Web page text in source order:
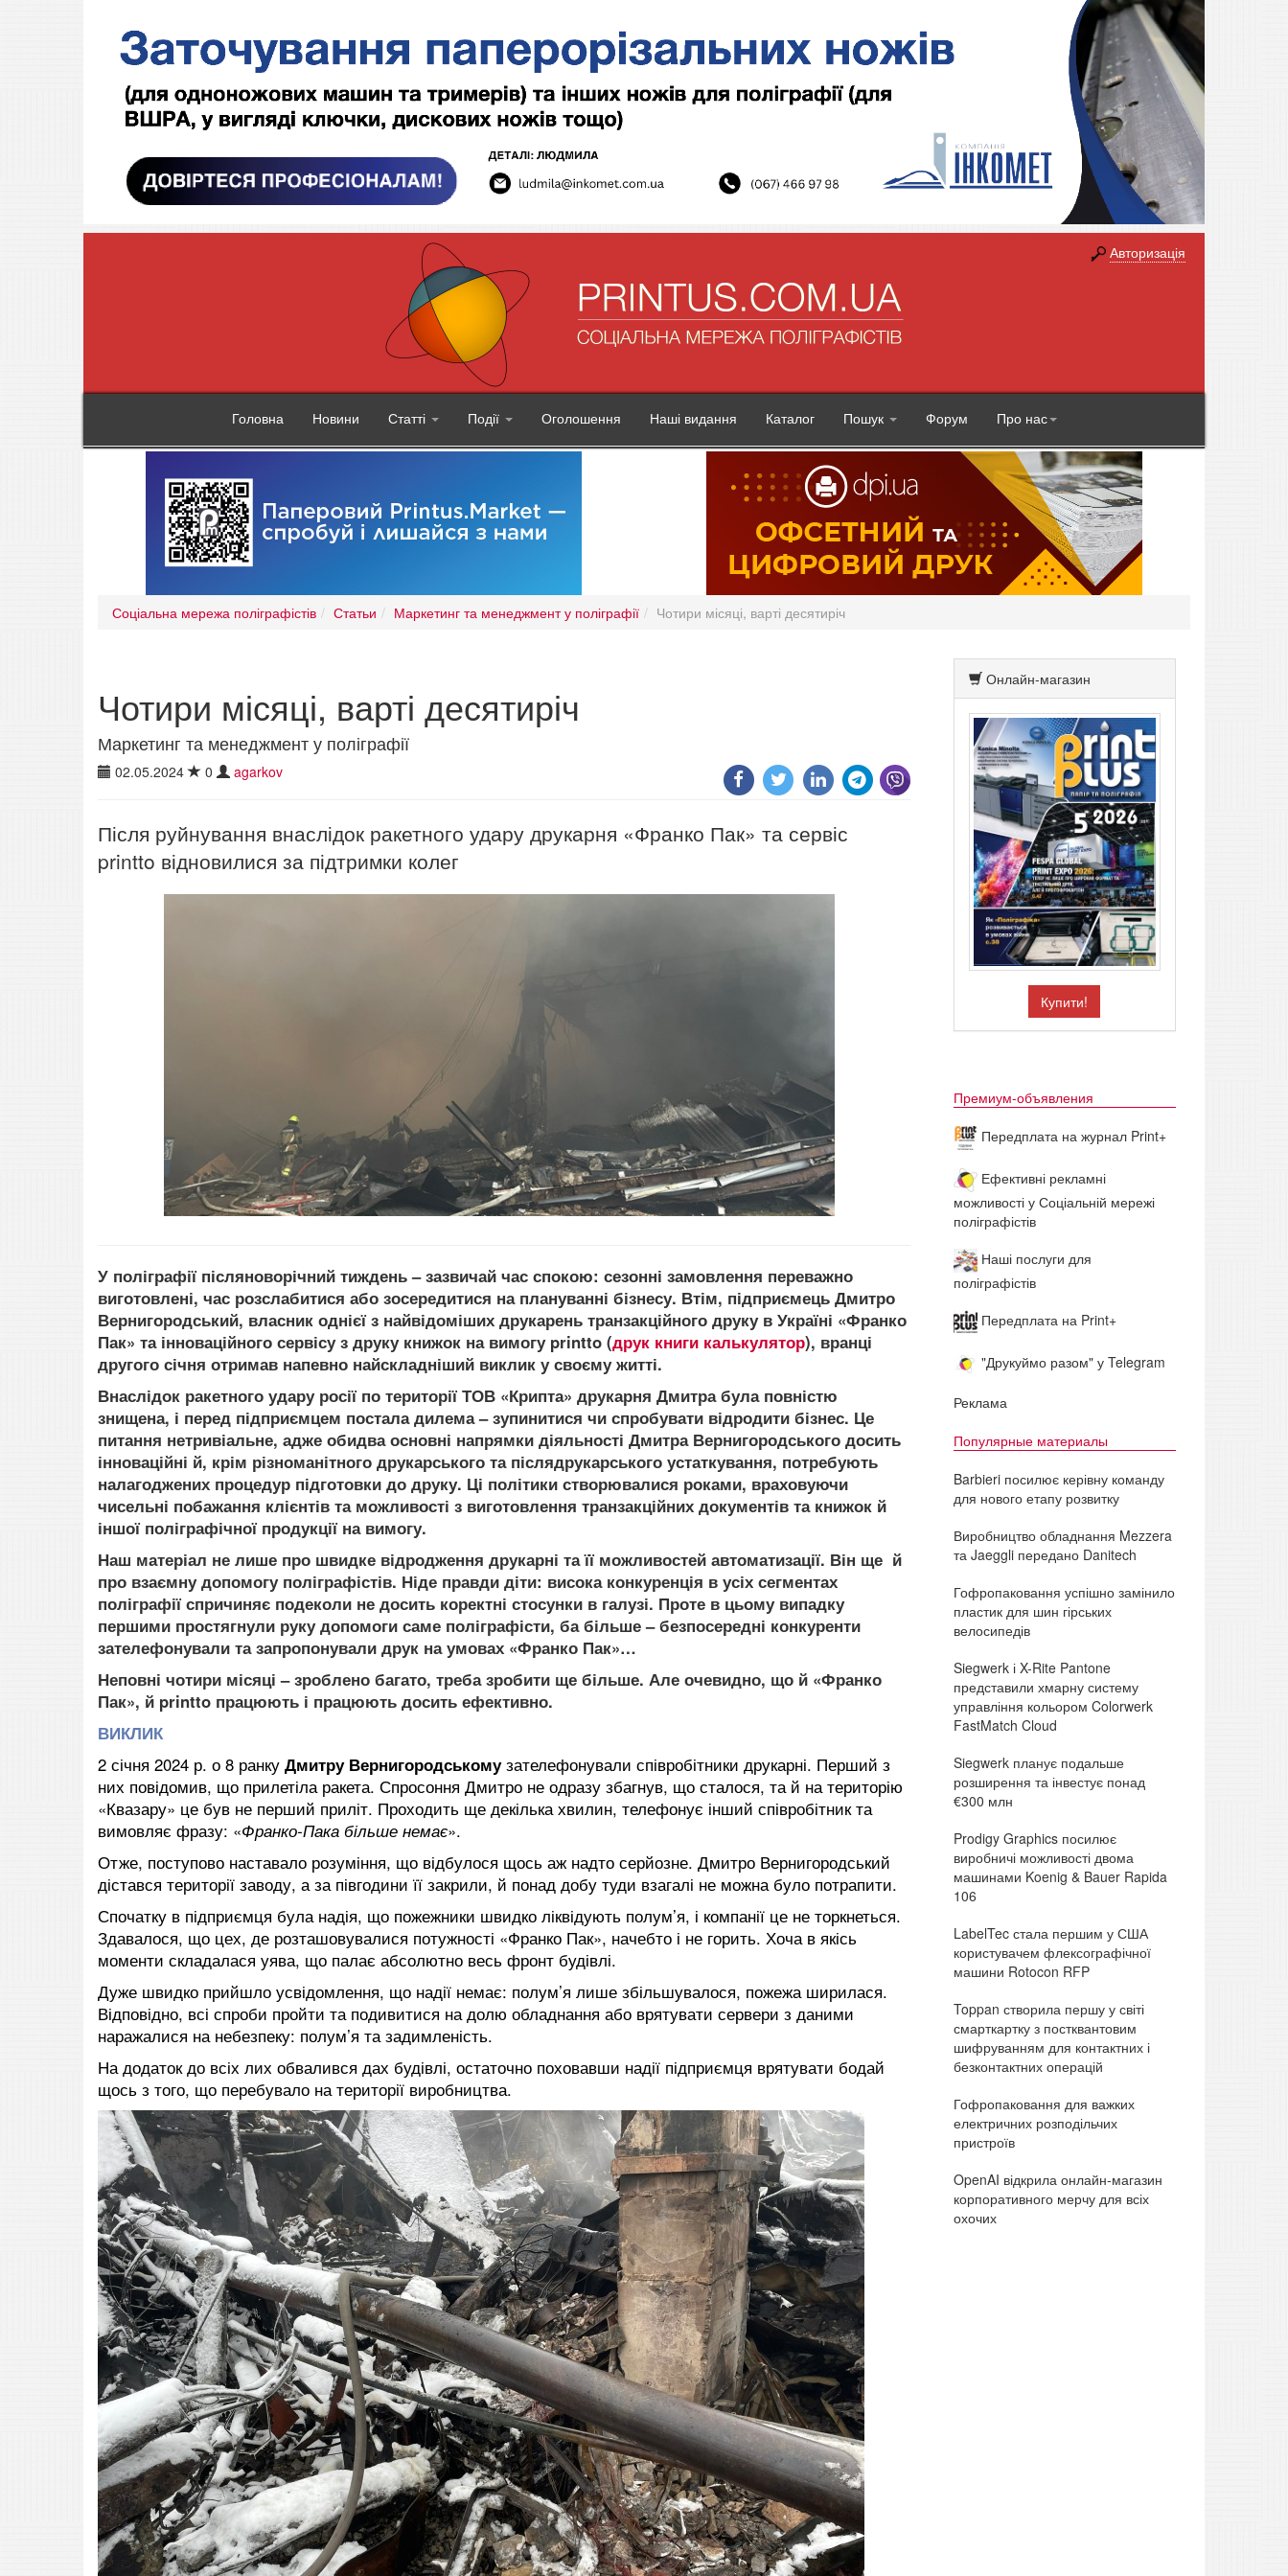
Авторизація
Головна Новини Статті Події Оголошення Наші видання Каталог Пошук Форум Про нас
Соціальна мережа поліграфістів Статьи Маркетинг та менеджмент у поліграфії Чотири місяці, варті десятиріч
Чотири місяці, варті десятиріч
Маркетинг та менеджмент у поліграфії
02.05.2024 0 agarkov
Після руйнування внаслідок ракетного удару друкарня «Франко Пак» та сервіс
printto відновилися за підтримки колег
У поліграфії післяноворічний тиждень – зазвичай час спокою: сезонні замовлення переважно
виготовлені, час розслабитися або зосередитися на плануванні бізнесу. Втім, підприємець Дмитро
Вернигородський, власник однієї з найвідоміших друкарень транзакційного друку в Україні «Франко
Пак» та інноваційного сервісу з друку книжок на вимогу printto (друк книги калькулятор), вранці
другого січня отримав напевно найскладніший виклик у своєму житті.
Внаслідок ракетного удару росії по території ТОВ «Крипта» друкарня Дмитра була повністю
знищена, і перед підприємцем постала дилема – зупинитися чи спробувати відродити бізнес. Це
питання нетривіальне, адже обидва основні напрямки діяльності Дмитра Вернигородського досить
інноваційні й, крім різноманітного друкарського та післядрукарського устаткування, потребують
налагоджених процедур підготовки до друку. Ці політики створювалися роками, враховуючи
чисельні побажання клієнтів та можливості з виготовлення транзакційних документів та книжок й
іншої поліграфічної продукції на вимогу.
Наш матеріал не лише про швидке відродження друкарні та її можливостей автоматизації. Він ще й
про взаємну допомогу поліграфістів. Ніде правди діти: висока конкуренція в усіх сегментах
поліграфії спричиняє подеколи не досить коректні стосунки в галузі. Проте в цьому випадку
першими простягнули руку допомоги саме поліграфісти, ба більше – безпосередні конкуренти
зателефонували та запропонували друк на умовах «Франко Пак»…
Неповні чотири місяці – зроблено багато, треба зробити ще більше. Але очевидно, що й «Франко
Пак», й printto працюють і працюють досить ефективно.
ВИКЛИК
2 січня 2024 р. о 8 ранку Дмитру Вернигородськомузателефонували співробітники друкарні. Перший з
них повідомив, що прилетіла ракета. Спросоння Дмитро не одразу збагнув, що сталося, та й на територію
«Квазару» це був не перший приліт. Проходить ще декілька хвилин, телефонує інший співробітник та
вимовляє фразу: «Франко-Пака більше немає».
Отже, поступово наставало розуміння, що відбулося щось аж надто серйозне. Дмитро Вернигородський
дістався території заводу, а за півгодини її закрили, й понад добу туди взагалі не можна було потрапити.
Спочатку в підприємця була надія, що пожежники швидко ліквідують полум’я, і компанії це не торкнеться.
Здавалося, що цех, де розташовувалися потужності «Франко Пак», начебто і не горить. Хоча в якісь
моменти складалася уява, що палає абсолютно весь фронт будівлі.
Дуже швидко прийшло усвідомлення, що надії немає: полум’я лише збільшувалося, пожежа ширилася.
Відповідно, всі спроби пройти та подивитися на долю обладнання або врятувати сервери з даними
наражалися на небезпеку: полум’я та задимленість.
На додаток до всіх лих обвалився дах будівлі, остаточно поховавши надії підприємця врятувати бодай
щось з того, що перебувало на території виробництва.
Онлайн-магазин
Купити!
Премиум-объявления
Передплата на журнал Print+
Ефективні рекламні
можливості у Соціальній мережі
поліграфістів
Наші послуги для
поліграфістів
Передплата на Print+
"Друкуймо разом" у Telegram
Реклама
Популярные материалы
Barbieri посилює керівну команду
для нового етапу розвитку
Виробництво обладнання Mezzera
та Jaeggli передано Danitech
Гофропаковання успішно замінило
пластик для шин гірських
велосипедів
Siegwerk і X-Rite Pantone
представили хмарну систему
управління кольором Colorwerk
FastMatch Cloud
Siegwerk планує подальше
розширення та інвестує понад
€300 млн
Prodigy Graphics посилює
виробничі можливості двома
машинами Koenig & Bauer Rapida
106
LabelTec стала першим у США
користувачем флексографічної
машини Rotocon RFP
Toppan створила першу у світі
смарткартку з постквантовим
шифруванням для контактних і
безконтактних операцій
Гофропаковання для важких
електричних розподільчих
пристроїв
OpenAI відкрила онлайн-магазин
корпоративного мерчу для всіх
охочих